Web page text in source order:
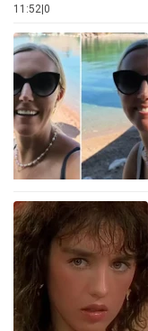
11:52|0